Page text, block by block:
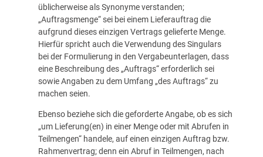
üblicherweise als Synonyme verstanden;
„Auftragsmenge“ sei bei einem Lieferauftrag die
aufgrund dieses einzigen Vertrags gelieferte Menge.
Hierfür spricht auch die Verwendung des Singulars
bei der Formulierung in den Vergabeunterlagen, dass
eine Beschreibung des „Auftrags“ erforderlich sei
sowie Angaben zu dem Umfang „des Auftrags“ zu
machen seien.
Ebenso beziehe sich die geforderte Angabe, ob es sich
„um Lieferung(en) in einer Menge oder mit Abrufen in
Teilmengen“ handele, auf einen einzigen Auftrag bzw.
Rahmenvertrag; denn ein Abruf in Teilmengen, nach